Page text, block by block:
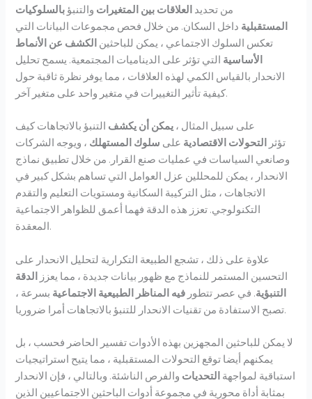
من تحديد العلاقات بين المتغيرات والتنبؤ بالسلوكيات
المستقبلية داخل السكان. من خلال فحص مجموعات البيانات التي
تعكس السلوك الاجتماعي ، يمكن للباحثين الكشف عن الأنماط
الأساسية التي تؤثر على الديناميات المجتمعية. يسمح تحليل
الانحدار بالقياس الكمي لهذه العلاقات ، مما يوفر نظرة ثاقبة حول
كيفية تأثير التغييرات في متغير واحد على متغير آخر.
على سبيل المثال ، يمكن أن يكشف التنبؤ بالاتجاهات كيف
تؤثر
التحولات الاقتصادية على سلوك المستهلك ، ويوجه الشركات
وصانعي السياسات في عمليات صنع القرار. من خلال تطبيق نماذج
الانحدار ، يمكن للمحللين عزل العوامل التي تساهم بشكل كبير في
الاتجاهات ، مثل التركيبة السكانية ومستويات التعليم والتقدم
التكنولوجي. تعزز هذه الدقة فهما أعمق للظواهر الاجتماعية
المعقدة.
علاوة على ذلك ، تشجع الطبيعة التكرارية لتحليل الانحدار على
التحسين المستمر للنماذج مع ظهور بيانات جديدة ، مما يعزز الدقة
التنبؤية. في عصر تتطور فيه المناظر الطبيعية الاجتماعية بسرعة ،
تصبح الاستفادة من تقنيات الانحدار للتنبؤ بالاتجاهات أمرا ضروريا.
لا يمكن للباحثين المجهزين بهذه الأدوات تفسير الحاضر فحسب ، بل
يمكنهم أيضا توقع التحولات المستقبلية ، مما يتيح استراتيجيات
استباقية لمواجهة التحديات والفرص الناشئة. وبالتالي ، فإن الانحدار
بمثابة أداة محورية في مجموعة أدوات الباحثين الاجتماعيين الذين